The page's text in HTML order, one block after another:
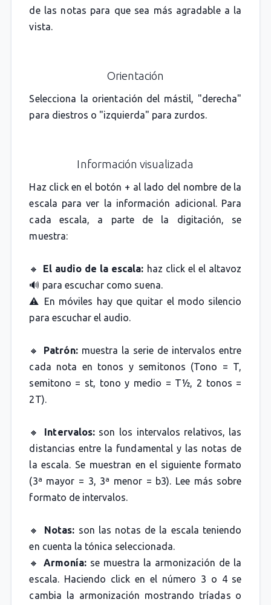
de las notas para que sea más agradable a la
vista.
Orientación
Selecciona la orientación del mástil, "derecha"
para diestros o "izquierda" para zurdos.
Información visualizada
Haz click en el botón + al lado del nombre de la
escala para ver la información adicional. Para
cada escala, a parte de la digitación, se
muestra:
🔸 El audio de la escala: haz click el el altavoz
🔊 para escuchar como suena.
⚠️ En móviles hay que quitar el modo silencio
para escuchar el audio.
🔸 Patrón:muestra la serie de intervalos entre
cada nota en tonos y semitonos (Tono = T,
semitono = st, tono y medio = T½, 2 tonos =
2T).
🔸 Intervalos:son los intervalos relativos, las
distancias entre la fundamental y las notas de
la escala. Se muestran en el siguiente formato
(3ª mayor = 3, 3ª menor = b3). Lee más sobre
formato de intervalos.
🔸 Notas: son las notas de la escala teniendo
en cuenta la tónica seleccionada.
🔸Armonía:se muestra la armonización de la
escala. Haciendo click en el número 3 o 4 se
cambia la armonización mostrando tríadas o